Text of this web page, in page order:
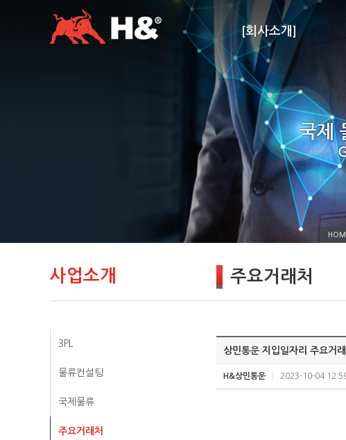
[회사소개]
사업소개
3PL
물류컨설팅
국제물류
주요거래처
주요거래처
상민통운 지입일자리 주요거
H&상민통운 2023-10-04